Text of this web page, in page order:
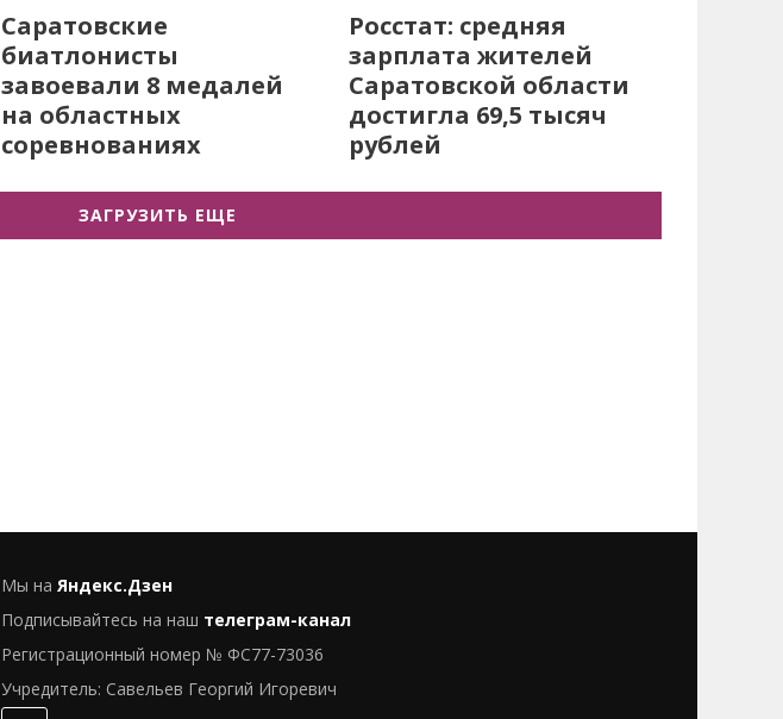
Саратовские
биатлонисты
завоевали 8 медалей
на областных
соревнованиях
Росстат: средняя
зарплата жителей
Саратовской области
достигла 69,5 тысяч
рублей
ЗАГРУЗИТЬ ЕЩЕ
Мы на Яндекс.Дзен
Подписывайтесь на наш телеграм-канал
Регистрационный номер № ФС77-73036
Учредитель: Савельев Георгий Игоревич